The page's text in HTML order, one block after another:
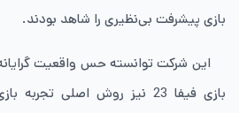
بازی پیشرفت بی‌نظیری را شاهد بودند.
این شرکت توانسته حس واقعیت‌
بازی فیفا 23 نیز روش اصلی